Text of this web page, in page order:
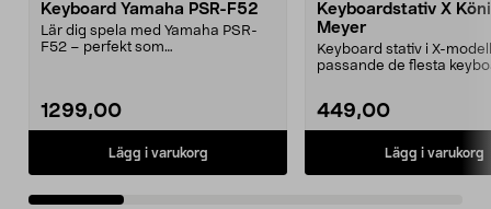
Keyboard Yamaha PSR-F52
Lär dig spela med Yamaha PSR-
F52 – perfekt som
1299,00
Lägg i varukorg
Keyboardstativ X
Meyer
Keyboard stativ i X-modell
passande de flesta
449,00
Lägg i varukorg